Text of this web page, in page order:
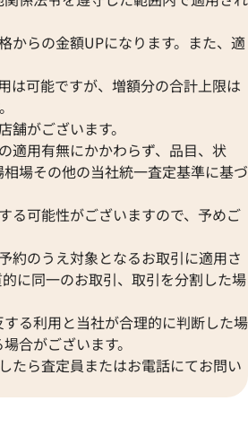
からの金額UPになります。また、適
は可能ですが、増額分の合計上限は
がございます。
適用有無にかかわらず、品目、状
場その他の当社統一査定基準に基づ
る可能性がございますので、予めご
約のうえ対象となるお取引に適用さ
に同一のお取引、取引を分割した場
る利用と当社が合理的に判断した場
合がございます。
たら査定員またはお電話にてお問い